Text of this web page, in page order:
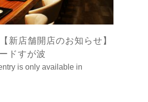
新店舗開店のお知らせ】
ドすが波
is only available in